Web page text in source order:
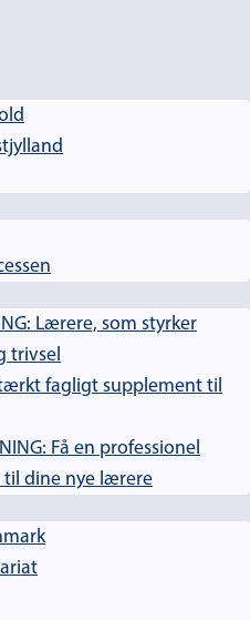
Lærere, som styrker
trivsel
fagligt supplement til
Få en professionel
dine nye lærere